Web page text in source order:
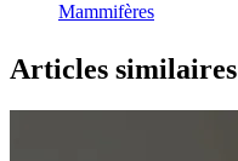
Mammifères
Articles similaires